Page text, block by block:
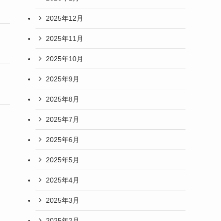
2025年12月
2025年11月
2025年10月
2025年9月
2025年8月
2025年7月
2025年6月
2025年5月
2025年4月
2025年3月